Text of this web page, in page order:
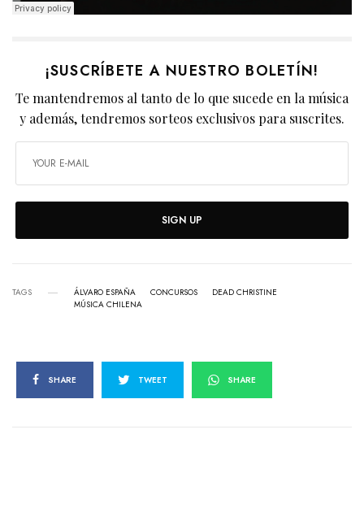
¡SUSCRÍBETE A NUESTRO BOLETÍN!
Te mantendremos al tanto de lo que sucede en la música
y además, tendremos sorteos exclusivos para suscrites.
SIGN UP
TAGS ÁLVARO ESPAÑA CONCURSOS
DEAD CHRISTINE
MÚSICA CHILENA
SHARE TWEET SHARE